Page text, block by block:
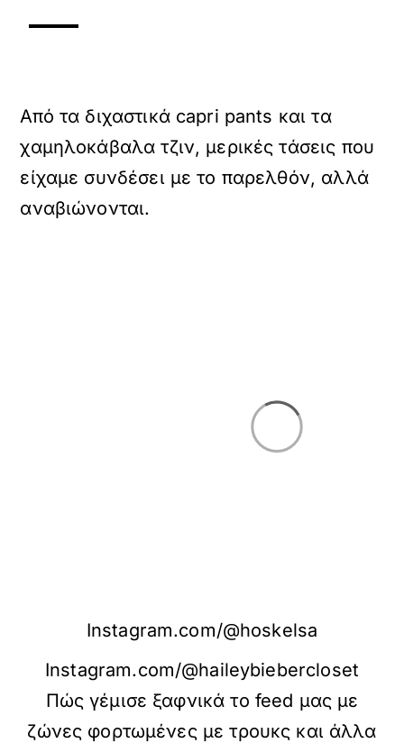
Από τα διχαστικά capri pants και τα
χαμηλοκάβαλα τζιν, μερικές τάσεις που
είχαμε συνδέσει με το παρελθόν, αλλά
αναβιώνονται.
Instagram.com/@hoskelsa
Instagram.com/@haileybiebercloset
Πώς γέμισε ξαφνικά το feed μας με
ζώνες φορτωμένες με τρουκς και άλλα